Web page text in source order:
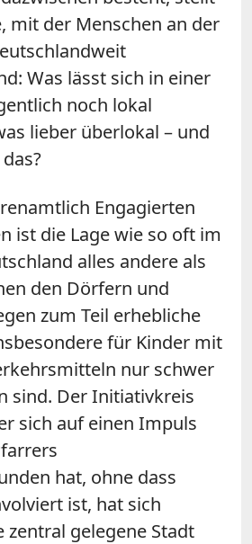
mit der Menschen an der
Was lässt sich in einer
noch lokal
lieber überlokal – und
Engagierten
ist die Lage wie so oft im
alles andere als
den Dörfern und
zum Teil erhebliche
für Kinder mit
nur schwer
sind. Der Initiativkreis
sich auf einen Impuls
hat, ohne dass
ist, hat sich
zentral gelegene Stadt